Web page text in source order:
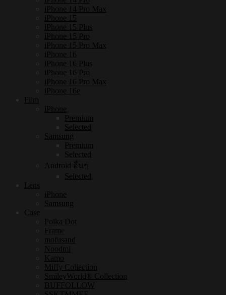
iPhone 14 Pro Max
iPhone 15
iPhone 15 Plus
iPhone 15 Pro
iPhone 15 Pro Max
iPhone 16
iPhone 16 Plus
iPhone 16 Pro
iPhone 16 Pro Max
iPhone 16e
Film
iPhone
Premium
Selected
Samsung
Premium
Selected
Android อื่นๆ
Selected
Lens
iPhone
Samsung
Case
Polka Dot
Frame
mofusand
Noodmi
Kamo
Miffy Collection
SmileyWorld® Collection
BUFFOLLOW